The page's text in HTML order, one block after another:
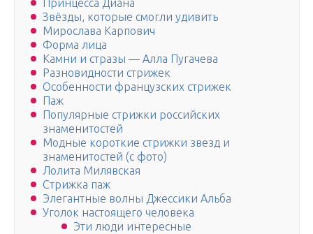
Принцесса Диана
Звёзды, которые смогли удивить
Мирослава Карпович
Форма лица
Камни и стразы — Алла Пугачева
Разновидности стрижек
Особенности французских стрижек
Паж
Популярные стрижки российских
знаменитостей
Модные короткие стрижки звезд и
знаменитостей (с фото)
Лолита Милявская
Стрижка паж
Элегантные волны Джессики Альба
Уголок настоящего человека
Эти люди интересные